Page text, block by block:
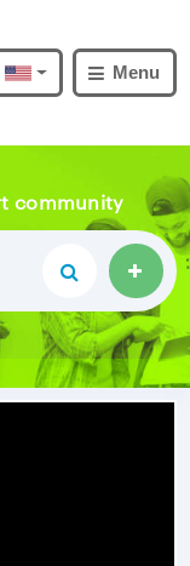
Menu
community